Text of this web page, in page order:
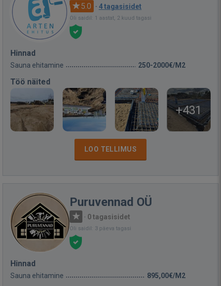
5.0 · 4 tagasisidet
Oli saidil: 1 aastat, 2 kuud tagasi
Hinnad
Sauna ehitamine 250-2000€/M2
Töö näited
+431
LOO TELLIMUS
Puruvennad OÜ
· 0 tagasisidet
Oli saidil: 3 päeva tagasi
Hinnad
Sauna ehitamine 895,00€/M2